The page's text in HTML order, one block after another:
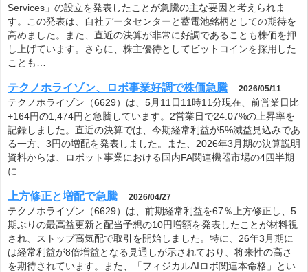
Services」の設立を発表したことが急騰の主な要因と考えられま
す。この発表は、自社データセンターと蓄電池銘柄としての期待を
高めました。また、直近の決算が非常に好調であることも株価を押
し上げています。さらに、株主優待としてビットコインを採用した
ことも…
テクノホライゾン、ロボ事業好調で株価急騰 2026/05/11
テクノホライゾン（6629）は、5月11日11時11分現在、前営業日比
+164円の1,474円と急騰しています。2営業日で24.07%の上昇率を
記録しました。直近の決算では、今期経常利益が5%減益見込みであ
る一方、3円の増配を発表しました。また、2026年3月期の決算説明
資料からは、ロボット事業における国内FA関連機器市場の4四半期
に…
上方修正と増配で急騰 2026/04/27
テクノホライゾン（6629）は、前期経常利益を67％上方修正し、5
期ぶりの最高益更新と配当予想の10円増額を発表したことが材料視
され、ストップ高気配で取引を開始しました。特に、26年3月期に
は経常利益が8倍増益となる見通しが示されており、将来性の高さ
を期待されています。また、「フィジカルAIロボ関連本命格」とい